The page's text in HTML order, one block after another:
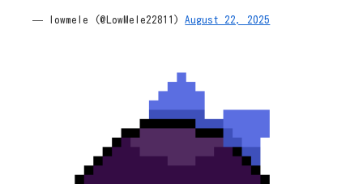
— lowmele (@LowMele22811)August 22, 2025